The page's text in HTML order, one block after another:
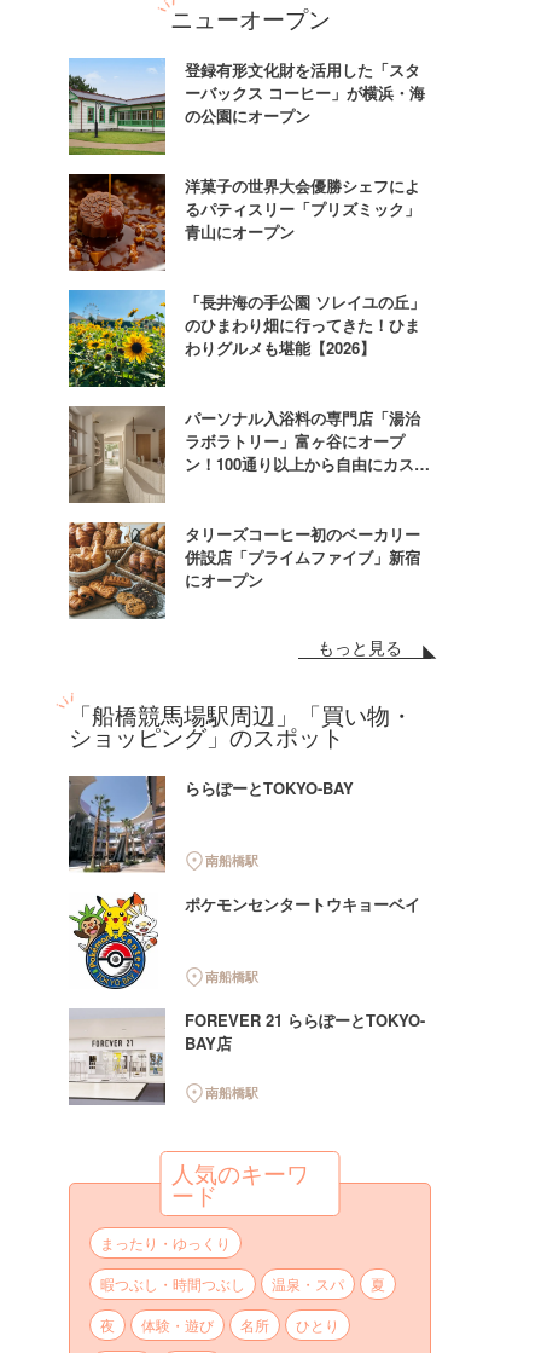
ニューオープン
登録有形文化財を活用した「スタ
ーバックス コーヒー」が横浜・海
の公園にオープン
洋菓子の世界大会優勝シェフによ
るパティスリー「プリズミック」
青山にオープン
「長井海の手公園 ソレイユの丘」
のひまわり畑に行ってきた！ひま
わりグルメも堪能【2026】
パーソナル入浴料の専門店「湯治
ラボラトリー」富ヶ谷にオープ
ン！100通り以上から自由にカスタ
タリーズコーヒー初のベーカリー
併設店「プライムファイブ」新宿
にオープン
もっと見る
「船橋競馬場駅周辺」「買い物・
ショッピング」のスポット
ららぽーとTOKYO-BAY
南船橋駅
ポケモンセンタートウキョーベイ
南船橋駅
FOREVER 21 ららぽーとTOKYO-
BAY店
南船橋駅
人気のキーワ
ード
まったり・ゆっくり
暇つぶし・時間つぶし
温泉・スパ
夏
夜
体験・遊び 名所
ひとり